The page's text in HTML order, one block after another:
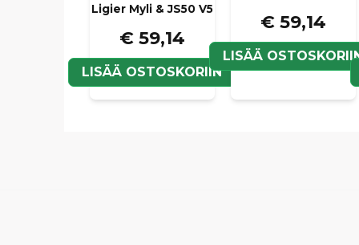
Ligier Myli & JS50 V5
€ 59,14
LISÄÄ OSTOSKORIIN
€ 59,14
LISÄÄ